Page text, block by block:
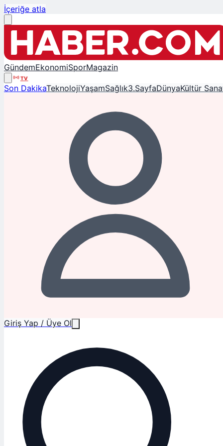
İçeriğe atla
GündemEkonomiSporMagazin
TV
Son DakikaTeknolojiYaşamSağlık3.SayfaDünyaKültür
Giriş Yap / Üye Ol